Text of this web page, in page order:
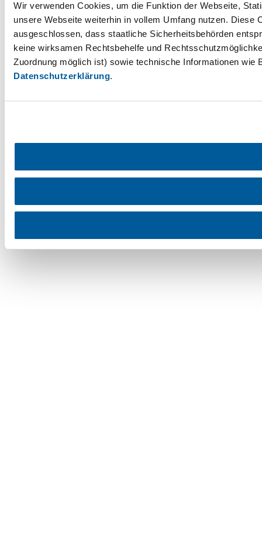
Wir verwenden Cookies, um die Funktion der Webseite,
unsere Webseite weiterhin in vollem Umfang nutzen.
ausgeschlossen, dass staatliche Sicherheitsbehörden
keine wirksamen Rechtsbehelfe und
Zuordnung möglich ist) sowie technische Informationen wie
Datenschutzerklärung.